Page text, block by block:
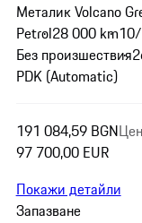
Металик Volcano
Petrol28 000 km
Без произшествия
PDK (Automatic)
191 084,59 BGN
97 700,00 EUR
Покажи детайли
Запазване